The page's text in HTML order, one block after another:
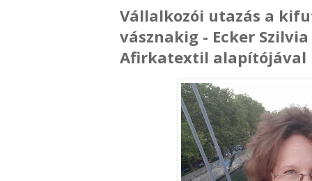
Vállalkozói utazás a
vásznakig - Ecker
Afirkatextil alapítójával